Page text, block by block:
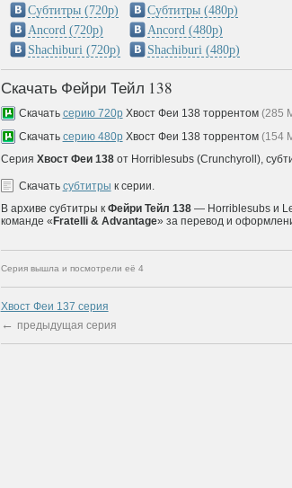
Субтитры (720p)
Ancord (720p)
Shachiburi (720p)
Субтитры (480p)
Ancord (480p)
Shachiburi (480p)
Скачать Фейри Тейл 138
Скачать серию 720рХвост Феи 138 торрентом (285
Скачать серию 480pХвост Феи 138 торрентом (154
Серия Хвост Феи 138от Horriblesubs (Crunchyroll),
Скачать субтитры к серии.
В архиве субтитры к Фейри Тейл 138— Horriblesubs и
команде « Fratelli & Advantage» за перевод и
Серия вышла и посмотрели её 4
Хвост Феи 137 cерия
← предыдущая серия